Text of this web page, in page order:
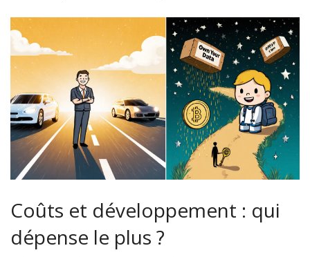
Coûts et développement : qui
dépense le plus ?